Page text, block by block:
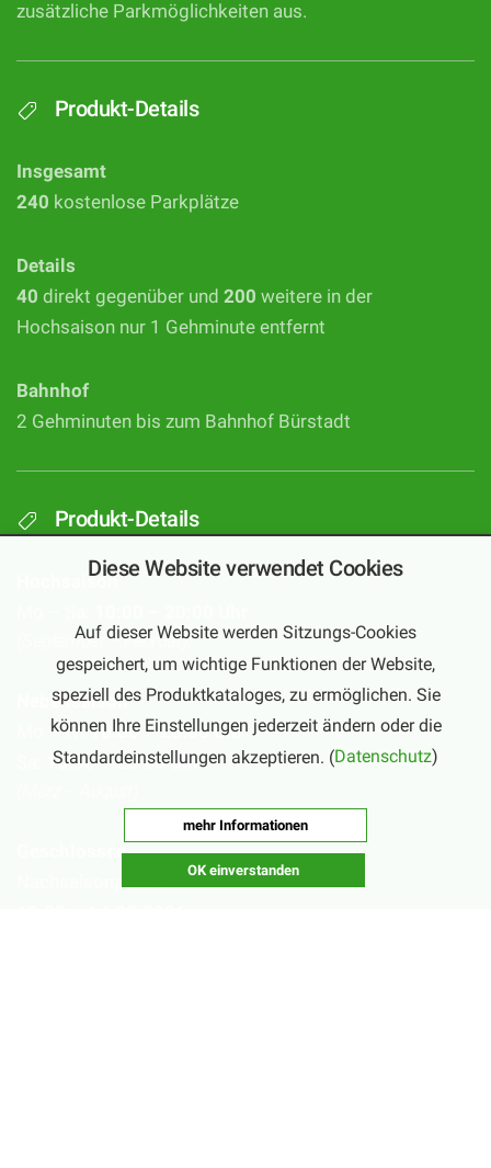
zusätzliche Parkmöglichkeiten aus.
Produkt-Details
Insgesamt
240 kostenlose Parkplätze
Details
40 direkt gegenüber und 200 weitere in der
Hochsaison nur 1 Gehminute entfernt
Bahnhof
2 Gehminuten bis zum Bahnhof Bürstadt
Produkt-Details
Hochsaison
(September – Februar)
Nebensaison
Mo – Fr:16:00 – 20:00 Uhr
10:00 – 20:00 Uhr
Geschlossen
Nachsaisonpause:
Diese Website verwendet Cookies
Auf dieser Website werden Sitzungs-Cookies
gespeichert, um wichtige Funktionen der Website,
speziell des Produktkataloges, zu ermöglichen. Sie
können Ihre Einstellungen jederzeit ändern oder die
Standardeinstellungen akzeptieren. (Datenschutz)
mehr Informationen
OK einverstanden